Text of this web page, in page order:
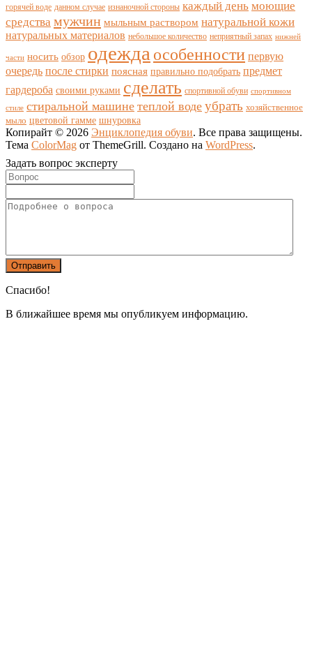
горячей воде данном случае изнаночной стороны каждый день моющие
средства мужчин мыльным раствором натуральной кожи
натуральных материалов небольшое количество неприятный запах нижней
части носить обзор одежда особенности первую
очередь после стирки поясная правильно подобрать предмет
гардероба своими руками сделать спортивной обуви спортивном
стиле стиральной машине теплой воде убрать хозяйственное
мыло цветовой гамме шнуровка
Копирайт © 2026 Энциклопедия обуви. Все права защищены.
Тема ColorMag от ThemeGrill. Создано на WordPress.
Задать вопрос эксперту
Спасибо!
В ближайшее время мы опубликуем информацию.